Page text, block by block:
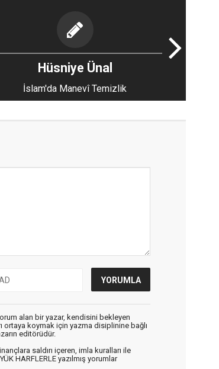
Hüsniye Ünal
İslam'da Manevî Temizlik
alan bir yazar, kendisini bekleyen
ortaya koymak için yazma disiplinine bağlı
editörüdür.
saldırı içeren, imla kuralları ile
HARFLERLE yazılmış yorumlar